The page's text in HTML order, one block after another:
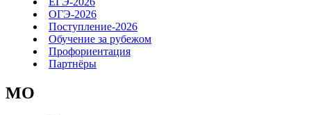
ОГЭ-2026
Поступление-2026
Обучение за рубежом
Профориентация
Партнёры
MO